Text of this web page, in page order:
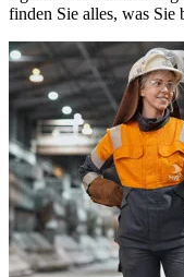
finden Sie alles, was Sie